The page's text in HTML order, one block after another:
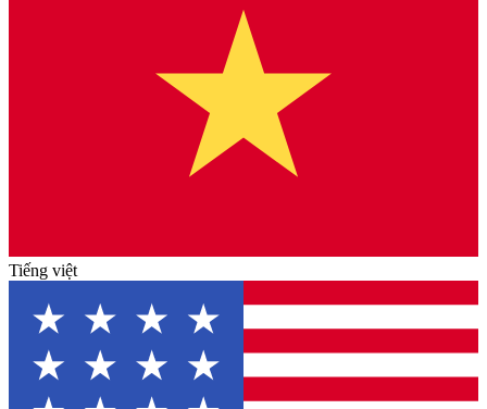
Tiếng việt